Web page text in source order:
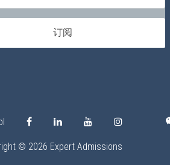
© 2026 Expert Admissions